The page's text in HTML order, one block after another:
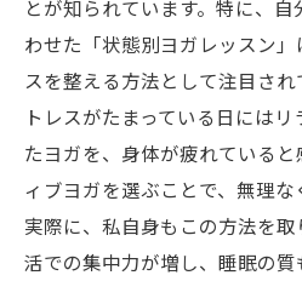
とが知られています。特に、
わせた「状態別ヨガレッスン
スを整える方法として注目さ
トレスがたまっている日には
たヨガを、身体が疲れている
ィブヨガを選ぶことで、無理な
実際に、私自身もこの方法を
活での集中力が増し、睡眠の